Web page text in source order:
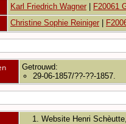
Karl Friedrich Wagner F20061
Christine Sophie Reiniger
Getrouwd:
29-06-1857/??-??-1857.
Website Henri